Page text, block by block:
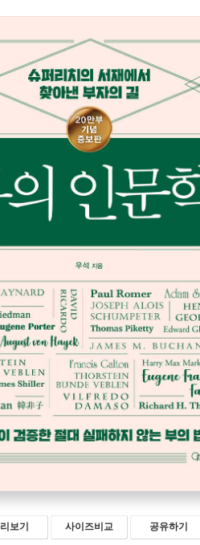
보기 사이즈비교 공유하기